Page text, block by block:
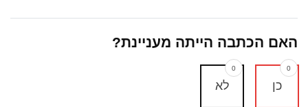
האם הכתבה הייתה מעניינת?
כן
0
לא
0